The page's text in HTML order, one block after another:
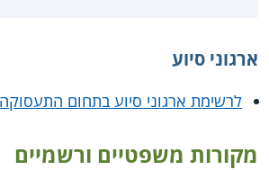
ארגוני סיוע
לרשימת ארגוני סיוע בתחום התעסוקה
מקורות משפטיים ורשמיים